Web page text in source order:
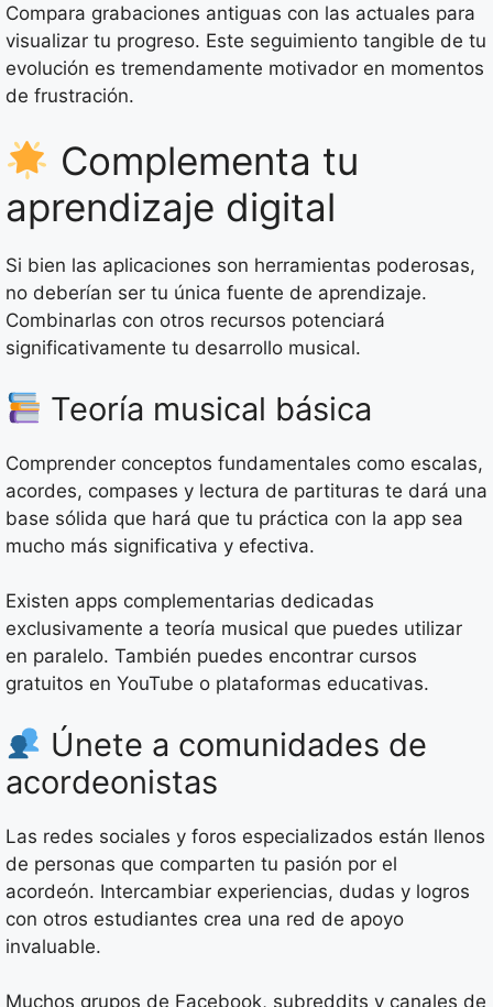
Compara grabaciones antiguas con las actuales para
visualizar tu progreso. Este seguimiento tangible de tu
evolución es tremendamente motivador en momentos
de frustración.
Complementa tu
aprendizaje digital
Si bien las aplicaciones son herramientas poderosas,
no deberían ser tu única fuente de aprendizaje.
Combinarlas con otros recursos potenciará
significativamente tu desarrollo musical.
Teoría musical básica
Comprender conceptos fundamentales como escalas,
acordes, compases y lectura de partituras te dará una
base sólida que hará que tu práctica con la app sea
mucho más significativa y efectiva.
Existen apps complementarias dedicadas
exclusivamente a teoría musical que puedes utilizar
en paralelo. También puedes encontrar cursos
gratuitos en YouTube o plataformas educativas.
Únete a comunidades de
acordeonistas
Las redes sociales y foros especializados están llenos
de personas que comparten tu pasión por el
acordeón. Intercambiar experiencias, dudas y logros
con otros estudiantes crea una red de apoyo
invaluable.
Muchos grupos de Facebook, subreddits y canales de